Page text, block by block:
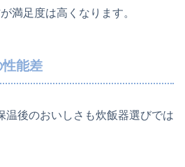
満足度は高くなります。
能差
温後のおいしさも炊飯器選びでは